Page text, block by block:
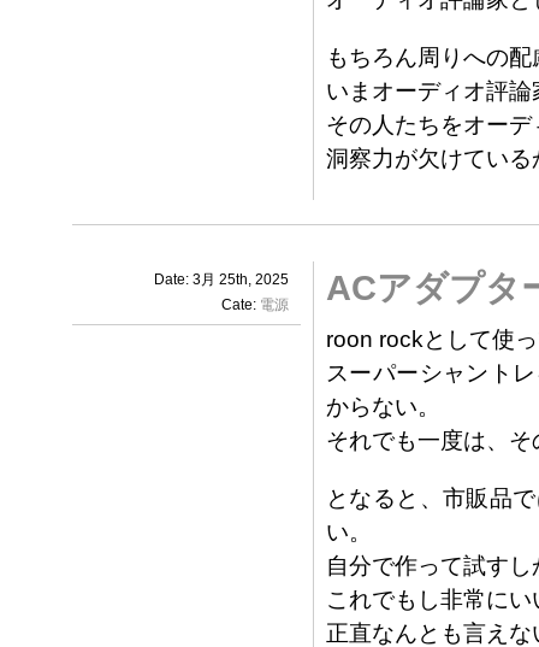
もちろん周りへの
いまオーディオ評
その人たちをオー
洞察力が欠けてい
Date: 3月 25th, 2025
Cate: 電源 ACアダプタ
roon rockとして使
スーパーシャント
からない。
それでも一度は、
となると、市販品
い。
自分で作って試す
これでもし非常に
正直なんとも言えな